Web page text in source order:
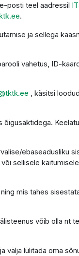
posti teel aadressil
.
ja sellega
vahetus, ID-
, käsitsi
õigusaktidega.
ebaseadusliku
sellisele
mis tahes
võib olla nt
välja lülitada oma